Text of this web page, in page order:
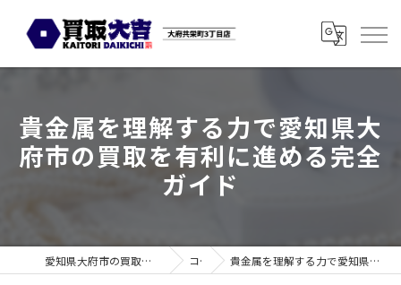
貴金属を理解する力で愛知県大
府市の買取を有利に進める完全
ガイド
愛知県大府市の買取なら買取大吉 大府共栄町3丁目店 コラム 貴金属を理解する力で愛知県大府市の買取を有利に進める完全ガイド